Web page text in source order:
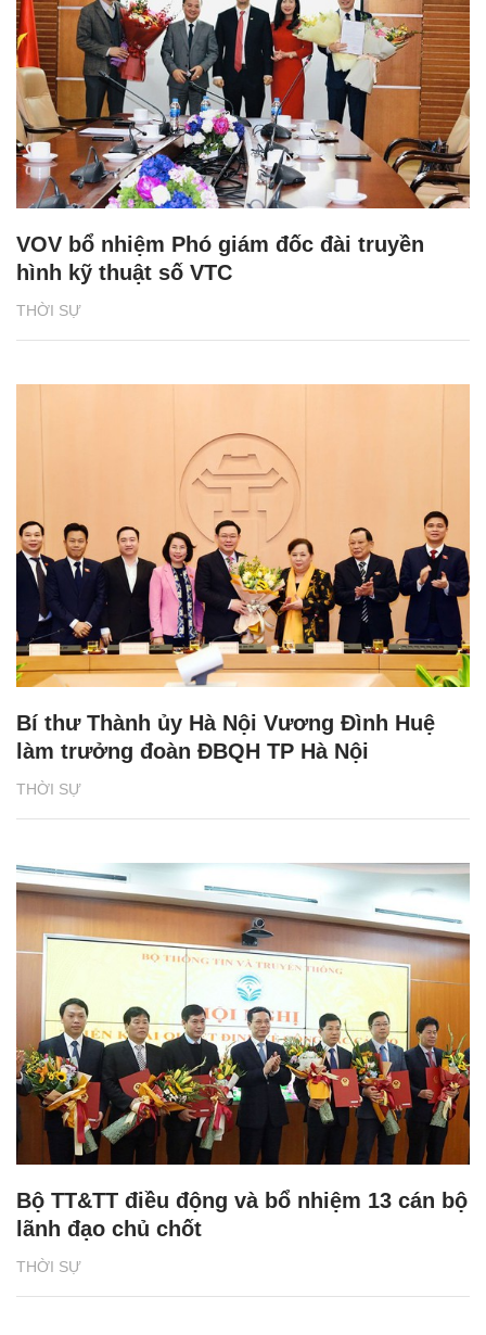
THỜI SỰ
VOV bổ nhiệm Phó giám đốc đài truyền
hình kỹ thuật số VTC
THỜI SỰ
Bí thư Thành ủy Hà Nội Vương Đình Huệ
làm trưởng đoàn ĐBQH TP Hà Nội
THỜI SỰ
Bộ TT&TT điều động và bổ nhiệm 13 cán bộ
lãnh đạo chủ chốt